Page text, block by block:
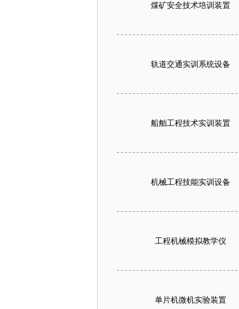
煤矿安全技术培训装置
轨道交通实训系统设备
船舶工程技术实训装置
机械工程技能实训设备
工程机械模拟教学仪
单片机微机实验装置